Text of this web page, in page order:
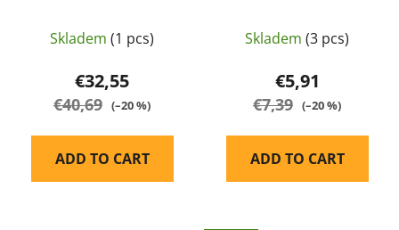
Skladem (1 pcs)
€32,55
€40,69 (–20 %)
ADD TO CART
Skladem (3 pcs)
€5,91
€7,39 (–20 %)
ADD TO CART